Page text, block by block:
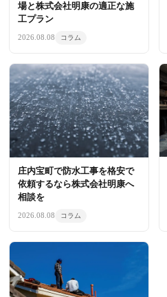
場と株式会社明康の適正な施
工プラン
2026.08.08 コラム
庄内宝町で防水工事を格安で
依頼するなら株式会社明康へ
相談を
2026.08.08 コラム